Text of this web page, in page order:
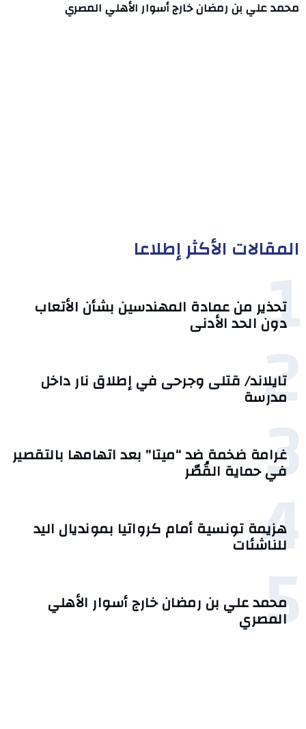
محمد علي بن رمضان خارج أسوار الأهلي المصري
المقالات الأكثر إطلاعا
1
تحذير من عمادة المهندسين بشأن الأتعاب
دون الحد الأدنى
2
تايلاند/ قتلى وجرحى في إطلاق نار داخل
مدرسة
3
غرامة ضخمة ضد “ميتا” بعد اتهامها بالتقصير
في حماية القُصّر
4
هزيمة تونسية أمام كرواتيا بمونديال اليد
للناشئات
5
محمد علي بن رمضان خارج أسوار الأهلي
المصري